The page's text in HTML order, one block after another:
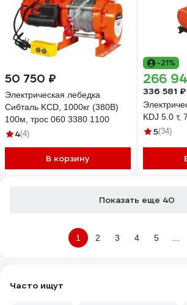
50 750 ₽
Электрическая лебедка
Сибталь KCD, 1000кг (380В)
100м, трос 060 3380 1100
4(4)
В корзину
-21%
266
336 581 ₽
KDJ 5.0 т,
5(34)
Показать еще 40
1 2 3 4 5
Часто ищут